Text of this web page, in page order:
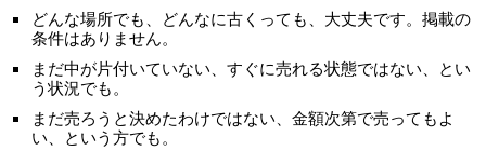
どんな場所でも、どんなに古くっても、大丈夫です。掲載の
条件はありません。
まだ中が片付いていない、すぐに売れる状態ではない、とい
う状況でも。
まだ売ろうと決めたわけではない、金額次第で売ってもよ
い、という方でも。